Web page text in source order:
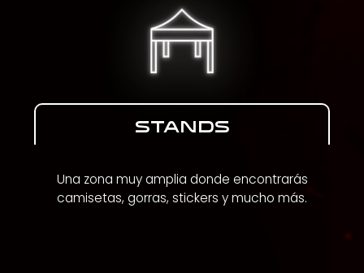
STANDS
Una zona muy amplia donde encontrarás
camisetas, gorras, stickers y mucho más.